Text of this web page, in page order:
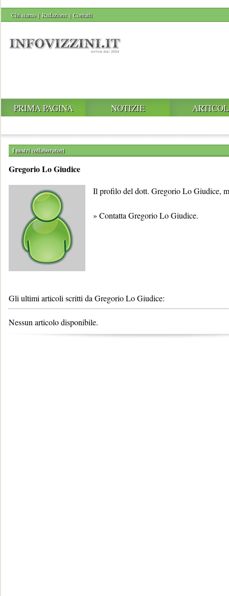
Chi siamo | Redazione | Contatti
PRIMA PAGINA NOTIZIE
I nostri collaboratori
Gregorio Lo Giudice
Il profilo del dott. Gregorio Lo Giudice,
» Contatta Gregorio Lo Giudice.
Gli ultimi articoli scritti da Gregorio Lo Giudice:
Nessun articolo disponibile.